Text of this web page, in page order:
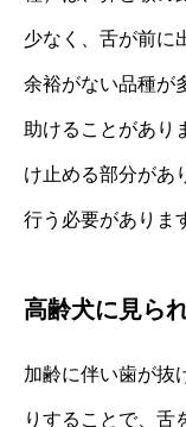
少なく、舌が前に
余裕がない品種が
助けることがあり
け止める部分があ
行う必要がありま
高齢犬に見ら
加齢に伴い歯が抜
りすることで、舌